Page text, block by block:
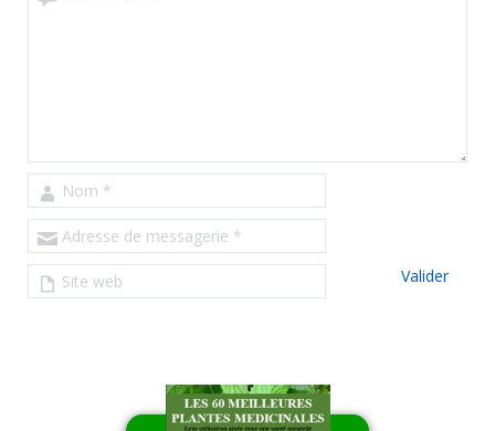
Nom *
Adresse de messagerie *
Site web